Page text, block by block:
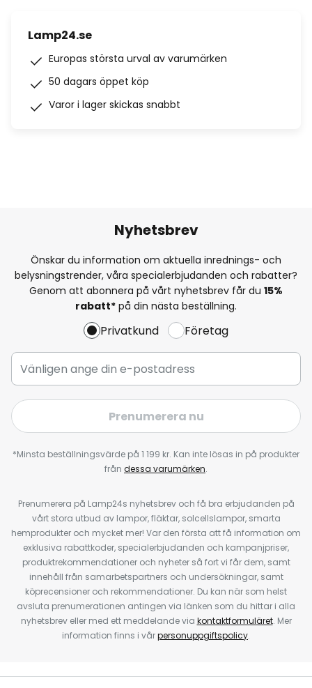
Lamp24.se
Europas största urval av varumärken
50 dagars öppet köp
Varor i lager skickas snabbt
Nyhetsbrev
Önskar du information om aktuella inrednings- och
belysningstrender, våra specialerbjudanden och rabatter?
Genom att abonnera på vårt nyhetsbrev får du 15%
rabatt* på din nästa beställning.
Privatkund Företag
Prenumerera nu
*Minsta beställningsvärde på 1 199 kr. Kan inte lösas in på produkter
från dessa varumärken.
Prenumerera på Lamp24s nyhetsbrev och få bra erbjudanden på
vårt stora utbud av lampor, fläktar, solcellslampor, smarta
hemprodukter och mycket mer! Var den första att få information om
exklusiva rabattkoder, specialerbjudanden och kampanjpriser,
produktrekommendationer och nyheter så fort vi får dem, samt
innehåll från samarbetspartners och undersökningar, samt
köprecensioner och rekommendationer. Du kan när som helst
avsluta prenumerationen antingen via länken som du hittar i alla
nyhetsbrev eller med ett meddelande via kontaktformuläret. Mer
information finns i vårpersonuppgiftspolicy.